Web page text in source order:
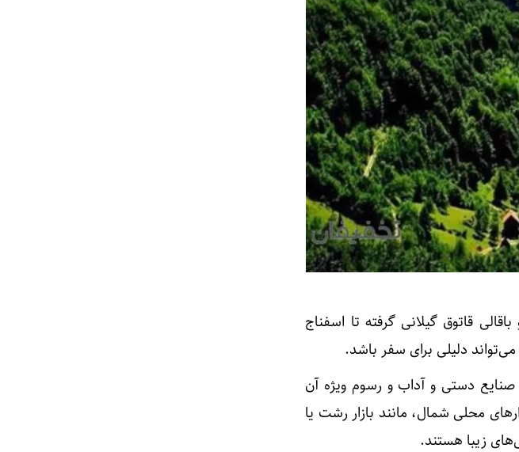
قاتوق گیلانی گرفته تا اسفناج
می‌تواند دلیلی برای سفر باشد.
دستی و آداب و رسوم ویژه آن
محلی شمال، مانند بازار رشت یا
زیبا هستند.